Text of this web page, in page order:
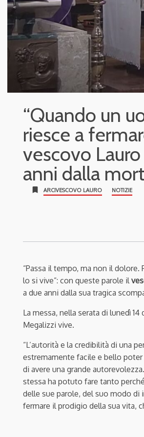
“Quando un
riesce a
vescovo
anni dalla
bookmark ARCIVESCOVO LAURO NOTIZIE
“Passa il tempo, ma non il
lo si vive”: con queste parole il
a due anni dalla sua tragica
La messa, nella serata di lunedì
Megalizzi vive.
“L’autorità e la credibilità di una
estremamente facile e bello
di avere una grande
stessa ha potuto fare tanto
delle sue parole, del suo modo di
fermare il prodigio della sua vita,